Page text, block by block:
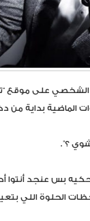
على موقع
بداية من
؟”.
بس عنجد أنتوا
الحلوة اللي